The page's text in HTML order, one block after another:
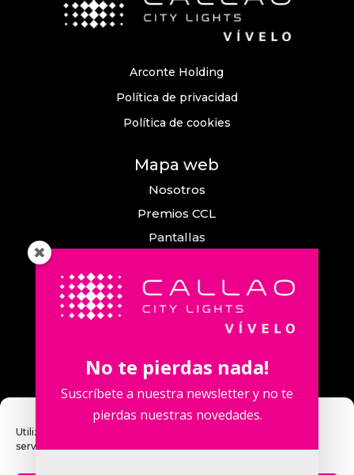
Utilizamos cookies para optimizar nuestro sitio web y nuestro
servicio.
Arconte Holding
Política de privacidad
Política de cookies
Mapa web
Nosotros
Premios CCL
Pantallas
Comunicación
Callao City Arts
Contacta con nosotros
No te pierdas nada!
Suscríbete a nuestra newsletter y no te
pierdas nuestras novedades.